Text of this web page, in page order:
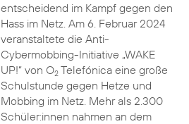
entscheidend im Kampf gegen den
Hass im Netz. Am 6. Februar 2024
veranstaltete die Anti-
Cybermobbing-Initiative „WAKE
UP!“ von O2Telefónica eine große
Schulstunde gegen Hetze und
Mobbing im Netz. Mehr als 2.300
Schüler:innen nahmen an dem